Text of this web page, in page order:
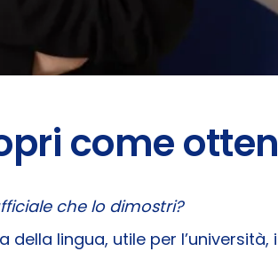
come
che lo dimostri?
lingua, utile per